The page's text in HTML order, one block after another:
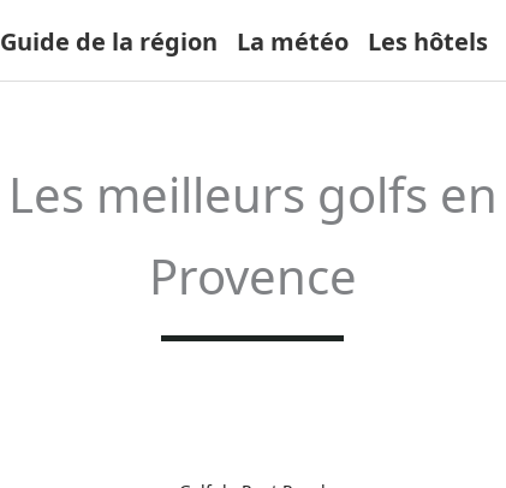
Guide de la région La météo Les hôtels
Les meilleurs golfs en
Provence